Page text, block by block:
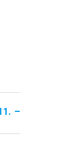
–